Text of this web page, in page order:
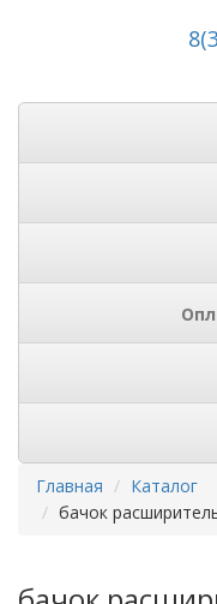
Главная
Каталог
бачок